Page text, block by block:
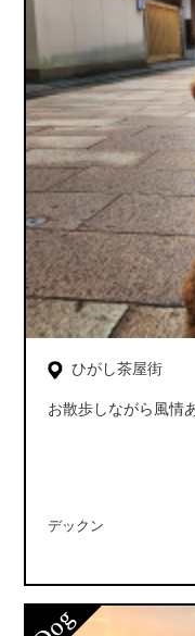
ひがし茶屋街
お散歩しながら風情
デックン